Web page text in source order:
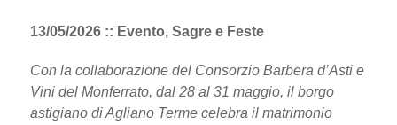
13/05/2026 :: Evento, Sagre e Feste
Con la collaborazione del Consorzio Barbera d’Asti e
Vini del Monferrato, dal 28 al 31 maggio, il borgo
astigiano di Agliano Terme celebra il matrimonio